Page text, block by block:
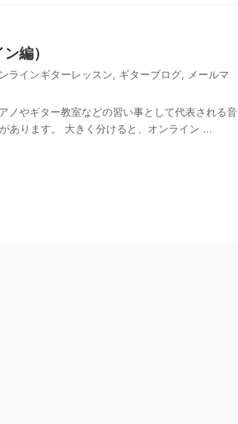
編）
ラインギターレッスン, ギターブログ, メールマ
やギター教室などの習い事として代表される音
あります。 大きく分けると、オンライン ...